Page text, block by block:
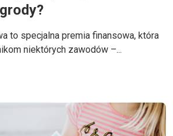
to specjalna premia finansowa, która
niektórych zawodów –...